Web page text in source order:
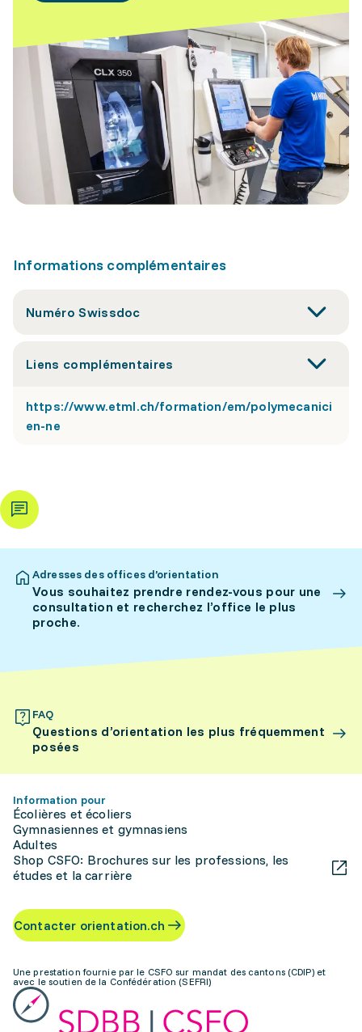
Informations complémentaires
Numéro Swissdoc
Liens complémentaires
https://www.etml.ch/formation/em/polymecanici
en-ne
Adresses des offices d’orientation
Vous souhaitez prendre rendez-vous pour une
consultation et recherchez l’office le plus
proche.
FAQ
Questions d’orientation les plus fréquemment
posées
Information pour
Écolières et écoliers
Gymnasiennes et gymnasiens
Adultes
Shop CSFO: Brochures sur les professions, les
études et la carrière
Contacter orientation.ch
Une prestation fournie par le CSFO sur mandat des cantons (CDIP) et
avec le soutien de la Confédération (SEFRI)